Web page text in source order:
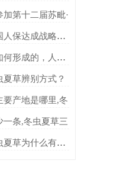
加第十二届苏毗·
保达成战略合作
成的，人工养
夏草辨别方式？
要产地是哪里,冬
一条,冬虫夏草三
草为什么有那么